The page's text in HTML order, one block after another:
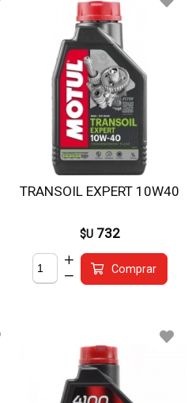
TRANSOIL EXPERT 10W40
$U 732
Comprar